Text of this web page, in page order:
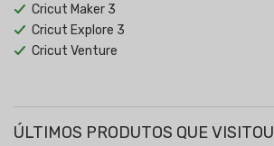
Cricut Maker 3
Cricut Explore 3
Cricut Venture
ÚLTIMOS PRODUTOS QUE VISITOU